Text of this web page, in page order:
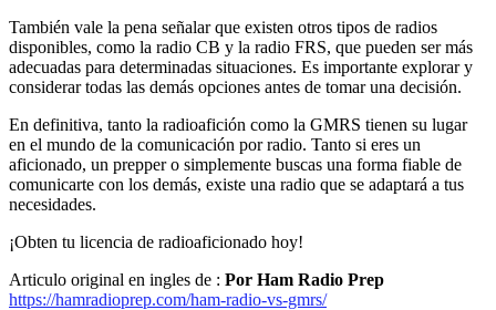
También vale la pena señalar que existen otros tipos de radios
disponibles, como la radio CB y la radio FRS, que pueden ser más
adecuadas para determinadas situaciones. Es importante explorar y
considerar todas las demás opciones antes de tomar una decisión.
En definitiva, tanto la radioafición como la GMRS tienen su lugar
en el mundo de la comunicación por radio. Tanto si eres un
aficionado, un prepper o simplemente buscas una forma fiable de
comunicarte con los demás, existe una radio que se adaptará a tus
necesidades.
¡Obten tu licencia de radioaficionado hoy!
Articulo original en ingles de : Por Ham Radio Prep
https://hamradioprep.com/ham-radio-vs-gmrs/